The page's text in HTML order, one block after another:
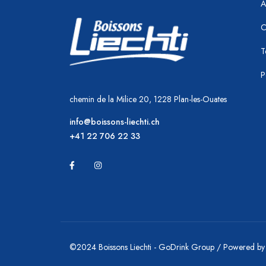
chemin de la Milice 20, 1228 Plan-les-Ouates
info@boissons-liechti.ch
+41 22 706 22 33
©2024 Boissons Liechti - GoDrink Group / Powered by